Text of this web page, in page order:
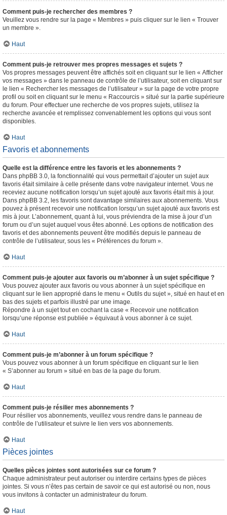
Comment puis-je rechercher des membres ?
Veuillez vous rendre sur la page « Membres » puis cliquer sur le lien « Trouver
un membre ».
Haut
Comment puis-je retrouver mes propres messages et sujets ?
Vos propres messages peuvent être affichés soit en cliquant sur le lien « Afficher
vos messages » dans le panneau de contrôle de l’utilisateur, soit en cliquant sur
le lien « Rechercher les messages de l’utilisateur » sur la page de votre propre
profil ou soit en cliquant sur le menu « Raccourcis » situé sur la partie supérieure
du forum. Pour effectuer une recherche de vos propres sujets, utilisez la
recherche avancée et remplissez convenablement les options qui vous sont
disponibles.
Haut
Favoris et abonnements
Quelle est la différence entre les favoris et les abonnements ?
Dans phpBB 3.0, la fonctionnalité qui vous permettait d’ajouter un sujet aux
favoris était similaire à celle présente dans votre navigateur internet. Vous ne
receviez aucune notification lorsqu’un sujet ajouté aux favoris était mis à jour.
Dans phpBB 3.2, les favoris sont davantage similaires aux abonnements. Vous
pouvez à présent recevoir une notification lorsqu’un sujet ajouté aux favoris est
mis à jour. L’abonnement, quant à lui, vous préviendra de la mise à jour d’un
forum ou d’un sujet auquel vous êtes abonné. Les options de notification des
favoris et des abonnements peuvent être modifiés depuis le panneau de
contrôle de l’utilisateur, sous les « Préférences du forum ».
Haut
Comment puis-je ajouter aux favoris ou m’abonner à un sujet spécifique ?
Vous pouvez ajouter aux favoris ou vous abonner à un sujet spécifique en
cliquant sur le lien approprié dans le menu « Outils du sujet », situé en haut et en
bas des sujets et parfois illustré par une image.
Répondre à un sujet tout en cochant la case « Recevoir une notification
lorsqu’une réponse est publiée » équivaut à vous abonner à ce sujet.
Haut
Comment puis-je m’abonner à un forum spécifique ?
Vous pouvez vous abonner à un forum spécifique en cliquant sur le lien
« S’abonner au forum » situé en bas de la page du forum.
Haut
Comment puis-je résilier mes abonnements ?
Pour résilier vos abonnements, veuillez vous rendre dans le panneau de
contrôle de l’utilisateur et suivre le lien vers vos abonnements.
Haut
Pièces jointes
Quelles pièces jointes sont autorisées sur ce forum ?
Chaque administrateur peut autoriser ou interdire certains types de pièces
jointes. Si vous n’êtes pas certain de savoir ce qui est autorisé ou non, nous
vous invitons à contacter un administrateur du forum.
Haut